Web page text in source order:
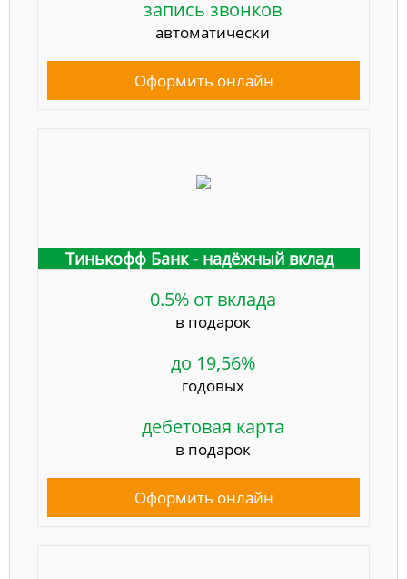
запись звонков
автоматически
Оформить онлайн
Тинькофф Банк - надёжный вклад
0.5% от вклада
в подарок
до 19,56%
годовых
дебетовая карта
в подарок
Оформить онлайн